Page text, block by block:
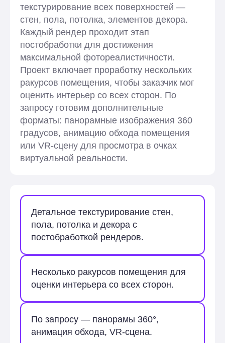
текстурирование всех поверхностей —
стен, пола, потолка, элементов декора.
Каждый рендер проходит этап
постобработки для достижения
максимальной фотореалистичности.
Проект включает проработку нескольких
ракурсов помещения, чтобы заказчик мог
оценить интерьер со всех сторон. По
запросу готовим дополнительные
форматы: панорамные изображения 360
градусов, анимацию обхода помещения
или VR-сцену для просмотра в очках
виртуальной реальности.
Детальное текстурирование стен,
пола, потолка и декора с
постобработкой рендеров.
Несколько ракурсов помещения для
оценки интерьера со всех сторон.
По запросу — панорамы 360°,
анимация обхода, VR-сцена.